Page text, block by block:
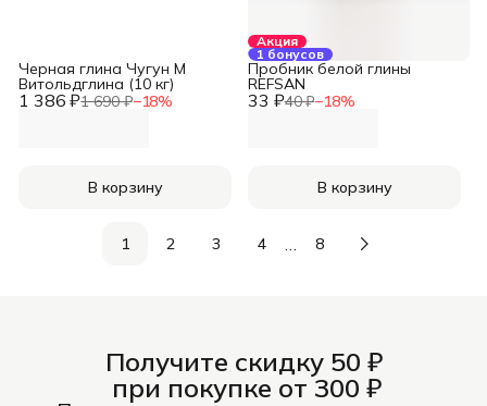
1 386 ₽1 690 ₽−18%
Черная глина Чугун М
Витольдглина (10 кг)
В корзину
Акция
1 бонусов
33 ₽40 ₽−18%
Пробник белой глины
REFSAN
В корзину
1 2 3 4 … 8
Получите скидку 50 ₽
при покупке от 300 ₽